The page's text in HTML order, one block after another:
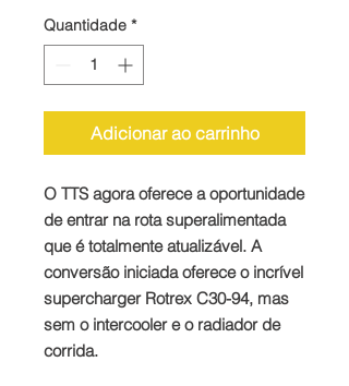
Quantidade *
Adicionar ao carrinho
O TTS agora oferece a oportunidade
de entrar na rota superalimentada
que é totalmente atualizável. A
conversão iniciada oferece o incrível
supercharger Rotrex C30-94, mas
sem o intercooler e o radiador de
corrida.